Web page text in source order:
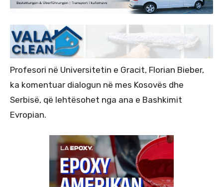
Profesori në Universitetin e Gracit, Florian Bieber,
ka komentuar dialogun në mes Kosovës dhe
Serbisë, që lehtësohet nga ana e Bashkimit
Evropian.